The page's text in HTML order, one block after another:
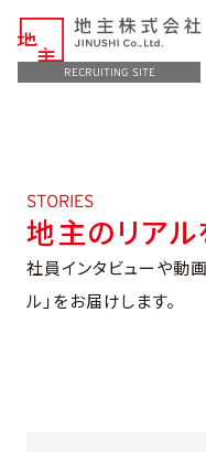
RECRUITING SITE
STORIES
地主のリアル
社員インタビューや動
ル」をお届けします。